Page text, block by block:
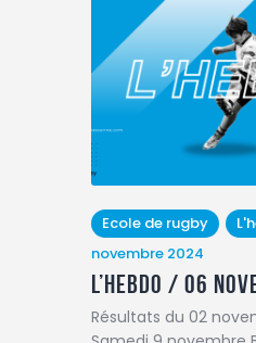
Ecole de rugby
novembre 2024
L’hebdo / 06
Résultats du 02